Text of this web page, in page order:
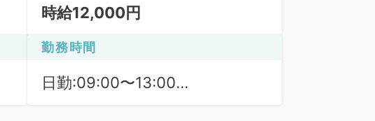
時給12,000円
勤務時間
日勤:09:00〜13:00